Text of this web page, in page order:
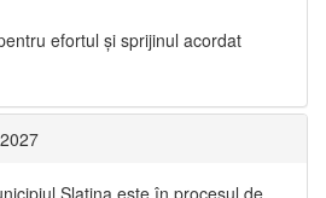
efortul şi sprijinul acordat
Slatina este în procesul de